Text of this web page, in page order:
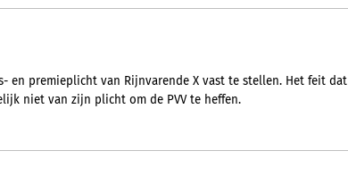
en premieplicht van Rijnvarende X vast te stellen. Het feit dat
niet van zijn plicht om de PVV te heffen.